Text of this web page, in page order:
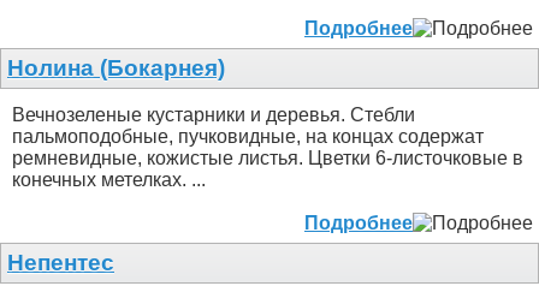
Подробнее
Нолина (Бокарнея)
Вечнозеленые кустарники и деревья. Стебли
пальмоподобные, пучковидные, на концах содержат
ремневидные, кожистые листья. Цветки 6-листочковые в
конечных метелках. ...
Подробнее
Непентес